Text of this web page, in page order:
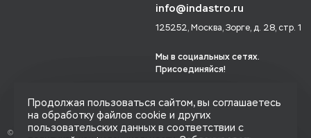
© 2014-2026 «Индастро», Все права
info@indastro.ru
125252, Москва, Зорге, д. 28, стр. 1
Мы в социальных сетях.
Присоединяйся!
Продолжая пользоваться сайтом, вы соглашаетесь
на обработку файлов cookie и других
пользовательских данных в соответствии с